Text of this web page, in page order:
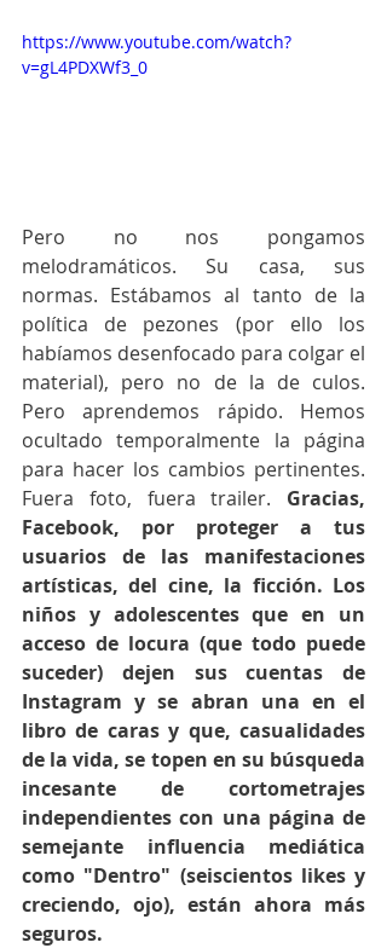
https://www.youtube.com/watch?
v=gL4PDXWf3_0
Pero no nos pongamos
melodramáticos. Su casa, sus
normas. Estábamos al tanto de la
política de pezones (por ello los
habíamos desenfocado para colgar el
material), pero no de la de culos.
Pero aprendemos rápido. Hemos
ocultado temporalmente la página
para hacer los cambios pertinentes.
Fuera foto, fuera trailer. Gracias,
Facebook, por proteger a tus
usuarios de las manifestaciones
artísticas, del cine, la ficción. Los
niños y adolescentes que en un
acceso de locura (que todo puede
suceder) dejen sus cuentas de
Instagram y se abran una en el
libro de caras y que, casualidades
de la vida, se topen en su búsqueda
incesante de cortometrajes
independientes con una página de
semejante influencia mediática
como "Dentro" (seiscientos likes y
creciendo, ojo), están ahora más
seguros.